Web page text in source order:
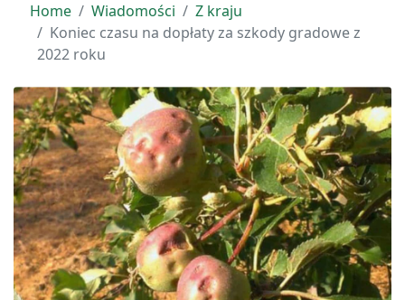
Home Wiadomości
Z kraju
Koniec czasu na dopłaty za szkody gradowe z
2022 roku